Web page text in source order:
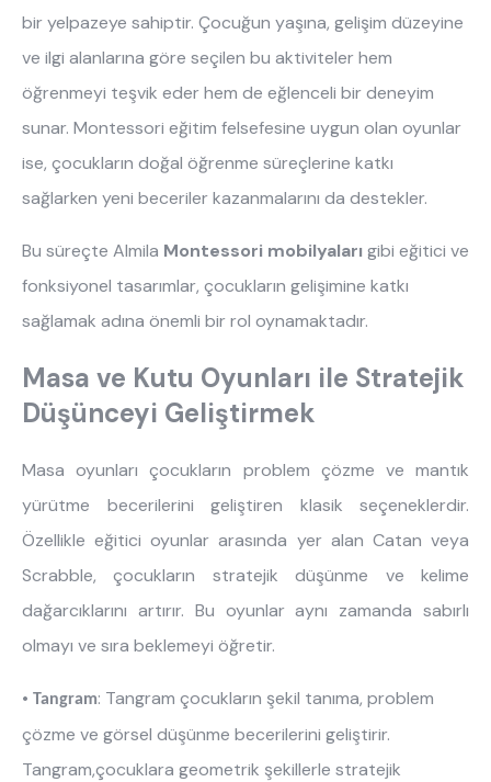
bir yelpazeye sahiptir. Çocuğun yaşına, gelişim düzeyine
ve ilgi alanlarına göre seçilen bu aktiviteler hem
öğrenmeyi teşvik eder hem de eğlenceli bir deneyim
sunar. Montessori eğitim felsefesine uygun olan oyunlar
ise, çocukların doğal öğrenme süreçlerine katkı
sağlarken yeni beceriler kazanmalarını da destekler.
Bu süreçte Almila Montessori mobilyalarıgibi eğitici ve
fonksiyonel tasarımlar, çocukların gelişimine katkı
sağlamak adına önemli bir rol oynamaktadır.
Masa ve Kutu Oyunları ile Stratejik
Düşünceyi Geliştirmek
Masa oyunları çocukların problem çözme ve mantık
yürütme becerilerini geliştiren klasik seçeneklerdir.
Özellikle eğitici oyunlar arasında yer alan Catan veya
Scrabble, çocukların stratejik düşünme ve kelime
dağarcıklarını artırır. Bu oyunlar aynı zamanda sabırlı
olmayı ve sıra beklemeyi öğretir.
• Tangram: Tangram çocukların şekil tanıma, problem
çözme ve görsel düşünme becerilerini geliştirir.
Tangram,çocuklara geometrik şekillerle stratejik